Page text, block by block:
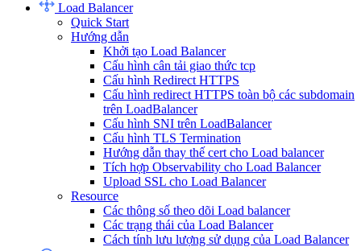
Load Balancer
Quick Start
Hướng dẫn
Khởi tạo Load Balancer
Cấu hình cân tải giao thức tcp
Cấu hình Redirect HTTPS
Cấu hình redirect HTTPS toàn bộ các subdomain
trên LoadBalancer
Cấu hình SNI trên LoadBalancer
Cấu hình TLS Termination
Hướng dẫn thay thế cert cho Load balancer
Tích hợp Observability cho Load Balancer
Upload SSL cho Load Balancer
Resource
Các thông số theo dõi Load balancer
Các trạng thái của Load Balancer
Cách tính lưu lượng sử dụng của Load Balancer